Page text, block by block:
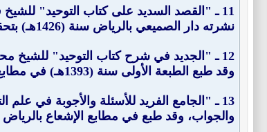
11 ـ " القصد السديد على كتاب التوحيد" للشيخ
نشرته دار الصميعي بالرياض سنة (1426هـ) بتحقيق عبد الإله الشايع.
12 ـ " الجديد في شرح كتاب التوحيد" للشيخ
وقد طبع الطبعة الأولى سنة (1393هـ) في مطابع نجد التجارية نشره محمد بن إبراهيم المهوس صاحب مكتبة التوفيق بالرياض.
13 ـ " الجامع الفريد للأسئلة والأجوبة في علم
والجواب، وقد طبع في مطابع الإشعاع بالرياض